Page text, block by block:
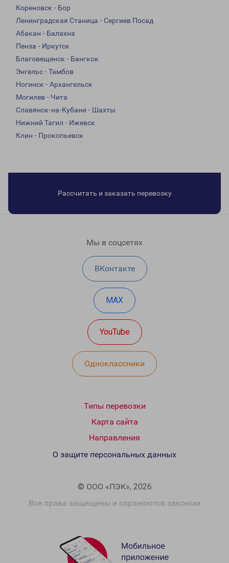
Кореновск - Бор
Ленинградская Станица - Сергиев Посад
Абакан - Балахна
Пенза - Иркутск
Благовещенск - Бангкок
Энгельс - Тамбов
Ногинск - Архангельск
Могилев - Чита
Славянск-на-Кубани - Шахты
Нижний Тагил - Ижевск
Клин - Прокопьевск
Рассчитать и заказать перевозку
Мы в соцсетях
ВКонтакте
MAX
YouTube
Одноклассники
Типы перевозки
Карта сайта
Направления
© ООО «ПЭК», 2026
Все права защищены и охраняются законом
О защите персональных данных